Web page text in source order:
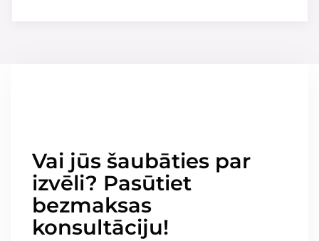
Vai jūs šaubāties par
izvēli? Pasūtiet
bezmaksas
konsultāciju!